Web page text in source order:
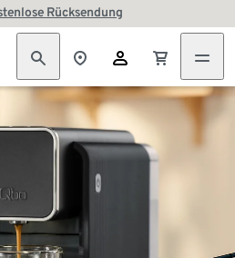
Rücksendung